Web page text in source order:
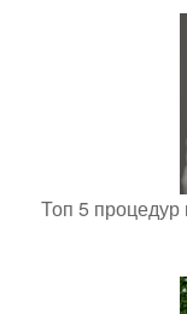
Топ 5 процедур